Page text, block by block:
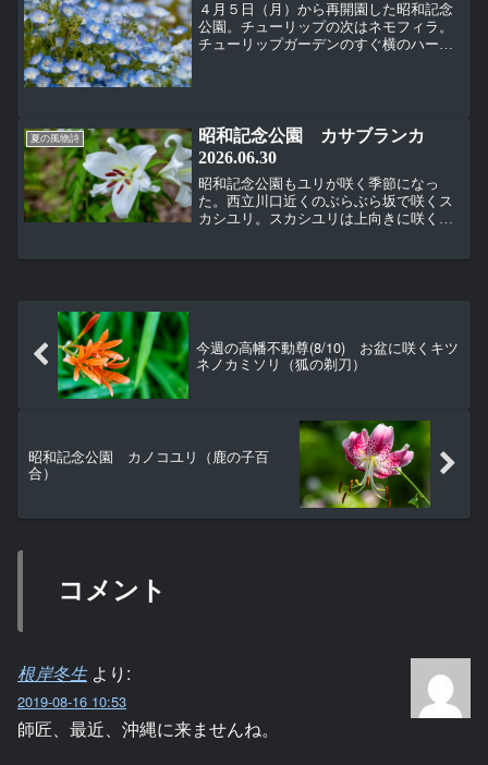
４月５日（月）から再開園した昭和記念
公園。チューリップの次はネモフィラ。
チューリップガーデンのすぐ横のハーブ
夏の風物詩
昭和記念公園 カサブランカ
2026.06.30
昭和記念公園もユリが咲く季節になっ
た。西立川口近くのぶらぶら坂で咲くス
カシユリ。スカシユリは上向きに咲くこ
今週の高幡不動尊(8/10) お盆に咲くキツ
ネノカミソリ（狐の剃刀）
昭和記念公園 カノコユリ（鹿の子百
合）
コメント
根岸冬生 より:
2019-08-16 10:53
師匠、最近、沖縄に来ませんね。